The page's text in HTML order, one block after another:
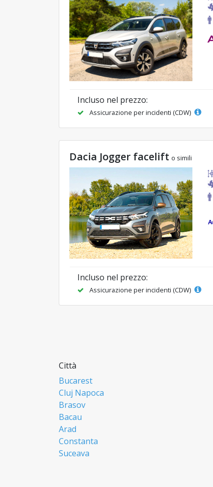
Incluso nel prezzo:
Assicurazione per incidenti (CDW)
Dacia Jogger facelift o simili
Incluso nel prezzo:
Assicurazione per incidenti (CDW)
Città
Bucarest
Cluj Napoca
Brasov
Bacau
Arad
Constanta
Suceava